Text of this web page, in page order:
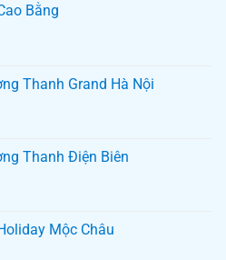
Bằng
Thanh Grand Hà Nội
Thanh Điện Biên
Mộc Châu